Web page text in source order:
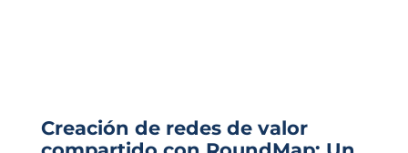
Creación de redes de valor